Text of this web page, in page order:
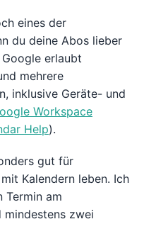
eines der
du deine Abos lieber
erlaubt
mehrere
inklusive Geräte- und
Workspace
Help).
gut für
Kalendern leben. Ich
Termin am
mindestens zwei